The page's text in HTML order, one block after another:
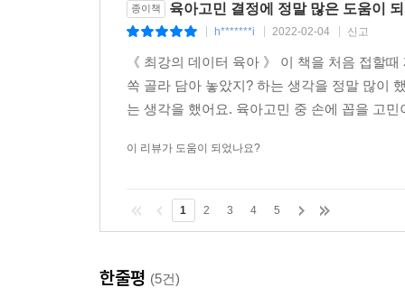
아이가 커 갈수록 팩트에 기초해서 아이를 돌보
끌어내기 어렵기 때문이다.(303쪽) 어떤 아이에
게다가 데이터는 결코 완벽하지 않다. 모든 데이
즐기면 교육 효과가 있을지 눈만 나빠질지에
줄지 말지 결정할 수 있기 때문이다.
마찬가지로 이 책은 어떤 데이터가 육아에 도움
종이책 육아고민 결정에 정말 많은 도움이
h*******i 2022-02-04 신고
《 최강의 데이터 육아 》 이 책을 처음 접할
쏙 골라 담아 놓았지? 하는 생각을 정말 많이
는 생각을 했어요. 육아고민 중 손에 꼽을 고
이 리뷰가 도움이 되었나요?
1 2 3 4 5
한줄평 (5건)